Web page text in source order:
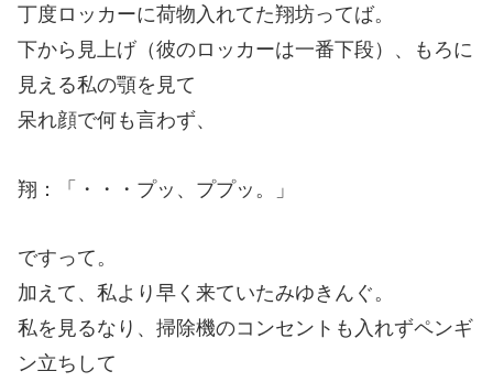
丁度ロッカーに荷物入れてた翔坊ってば。
下から見上げ（彼のロッカーは一番下段）、もろに
見える私の顎を見て
呆れ顔で何も言わず、
翔：「・・・プッ、ププッ。」
ですって。
加えて、私より早く来ていたみゆきんぐ。
私を見るなり、掃除機のコンセントも入れずペンギ
ン立ちして